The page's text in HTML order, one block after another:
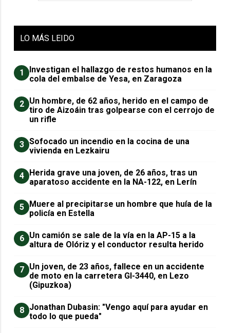
LO MÁS LEIDO
1
Investigan el hallazgo de restos humanos en la
cola del embalse de Yesa, en Zaragoza
2 Un hombre, de 62 años, herido en el campo de
tiro de Aizoáin tras golpearse con el cerrojo de
un rifle
3 Sofocado un incendio en la cocina de una
vivienda en Lezkairu
4
Herida grave una joven, de 26 años, tras un
aparatoso accidente en la NA-122, en Lerín
5
Muere al precipitarse un hombre que huía de la
policía en Estella
6 Un camión se sale de la vía en la AP-15 a la
altura de Olóriz y el conductor resulta herido
7 Un joven, de 23 años, fallece en un accidente
de moto en la carretera GI-3440, en Lezo
(Gipuzkoa)
8 Jonathan Dubasin: "Vengo aquí para ayudar en
todo lo que pueda"